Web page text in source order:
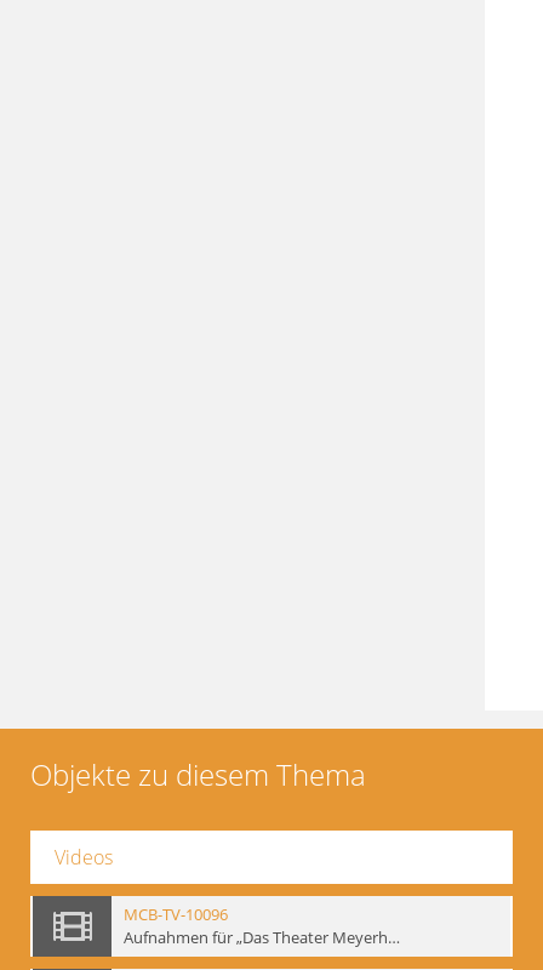
Objekte zu diesem Thema
Videos
MCB-TV-10096
Aufnahmen für „Das Theater Meyerholds und die Biomechanik“ (6). Biomechanische Grundelemente und szenische Umsetzung, Ausschnitt 2 - Interne Signatur: BM-vid-6_A2